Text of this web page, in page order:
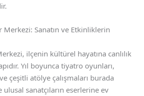
Sanatın ve Etkinliklerin
ilçenin kültürel hayatına canlılık
Yıl boyunca tiyatro oyunları,
çeşitli atölye çalışmaları burada
ulusal sanatçıların eserlerine ev